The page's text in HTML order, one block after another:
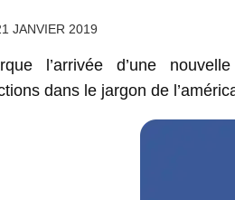
JANVIER 2019
l’arrivée d’une
dans le jargon de